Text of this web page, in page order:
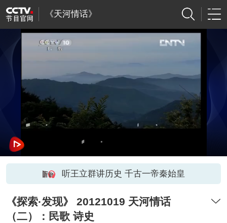
《天河情话》
听王立群讲历史 千古一帝秦始皇
《探索·发现》 20121019 天河情话
（二）：民歌 诗史